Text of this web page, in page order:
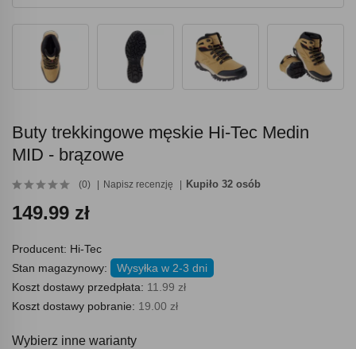
Buty trekkingowe męskie Hi-Tec Medin
MID - brązowe
(0) Napisz recenzję Kupiło 32 osób
149.99 zł
Producent: Hi-Tec
Stan magazynowy:
Wysyłka w 2-3 dni
Koszt dostawy przedpłata: 11.99 zł
Koszt dostawy pobranie: 19.00 zł
Wybierz inne warianty